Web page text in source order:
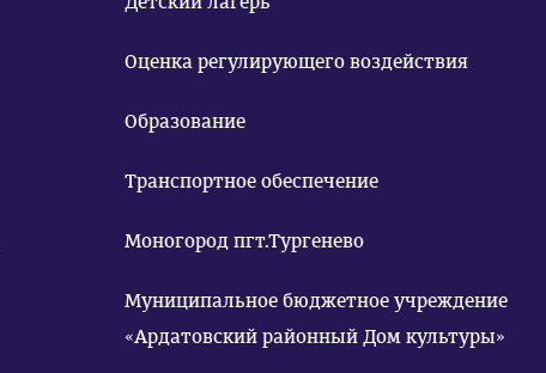
Оценка регулирующего воздействия
Образование
Транспортное обеспечение
Моногород пгт.Тургенево
Муниципальное бюджетное учреждение
«Ардатовский районный Дом культуры»